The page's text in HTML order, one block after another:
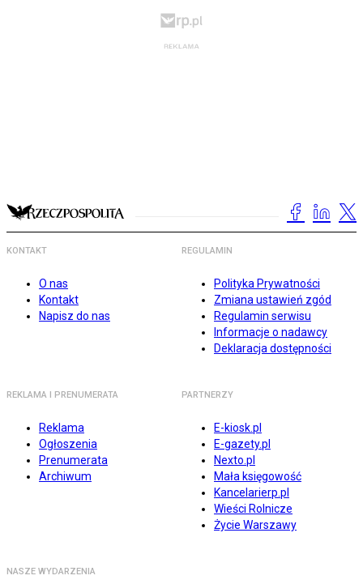
KONTAKT
O nas
Kontakt
Napisz do nas
REGULAMIN
Polityka Prywatności
Zmiana ustawień zgód
Regulamin serwisu
Informacje o nadawcy
Deklaracja dostępności
REKLAMA I PRENUMERATA
Reklama
Ogłoszenia
Prenumerata
Archiwum
PARTNERZY
E-kiosk.pl
E-gazety.pl
Nexto.pl
Mała księgowość
Kancelarierp.pl
Wieści Rolnicze
Życie Warszawy
NASZE WYDARZENIA